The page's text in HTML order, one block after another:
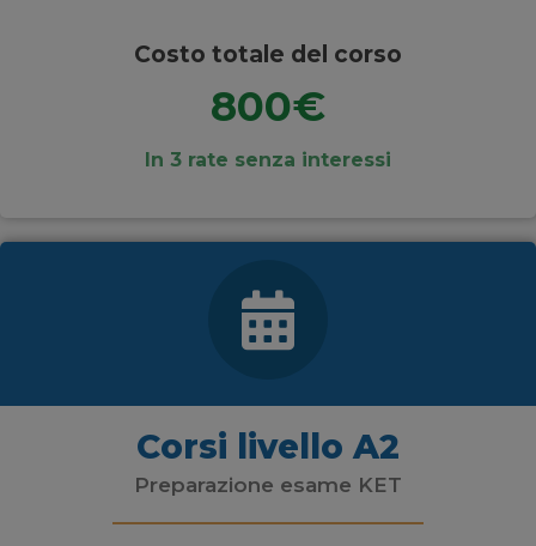
Costo totale del corso
800€
In 3 rate senza interessi
Corsi livello A2
Preparazione esame KET